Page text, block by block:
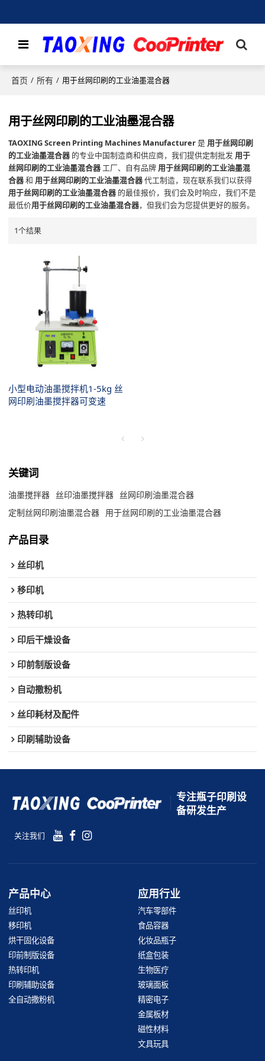
首页 / 所有 / 用于丝网印刷的工业油墨混合器
用于丝网印刷的工业油墨混合器
TAOXING Screen Printing Machines Manufacturer是 用于丝网印刷
的工业油墨混合器 的专业中国制造商和供应商，我们提供定制批发 用于
丝网印刷的工业油墨混合器 工厂、自有品牌 用于丝网印刷的工业油墨混
合器和 用于丝网印刷的工业油墨混合器代工制造，现在联系我们以获得
用于丝网印刷的工业油墨混合器 的最佳报价，我们会及时响应，我们不是
最低价用于丝网印刷的工业油墨混合器，但我们会为您提供更好的服务。
1个结果
小型电动油墨搅拌机1-5kg 丝
网印刷油墨搅拌器可变速
关键词
油墨搅拌器 丝印油墨搅拌器 丝网印刷油墨混合器
定制丝网印刷油墨混合器 用于丝网印刷的工业油墨混合器
产品目录
丝印机
移印机
热转印机
印后干燥设备
印前制版设备
自动撒粉机
丝印耗材及配件
印刷辅助设备
专注瓶子印刷设
备研发生产
关注我们
产品中心
丝印机
移印机
烘干固化设备
印前制版设备
热转印机
印刷辅助设备
全自动撒粉机
应用行业
汽车零部件
食品容器
化妆品瓶子
纸盒包装
生物医疗
玻璃面板
精密电子
金属板材
磁性材料
文具玩具